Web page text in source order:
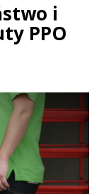
i
PPO